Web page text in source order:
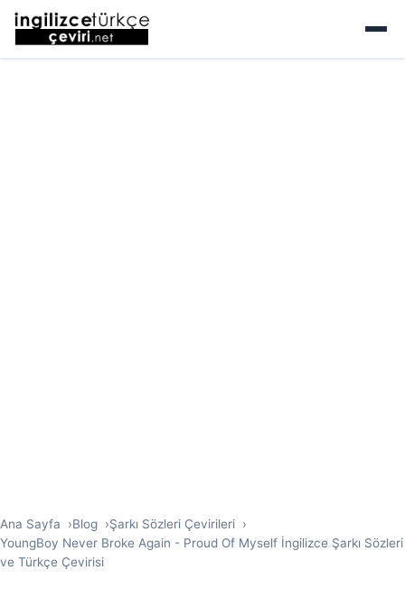
Ana Sayfa Blog
Şarkı Sözleri Çevirileri
YoungBoy Never Broke Again - Proud Of Myself İngilizce Şarkı Sözleri
ve Türkçe Çevirisi